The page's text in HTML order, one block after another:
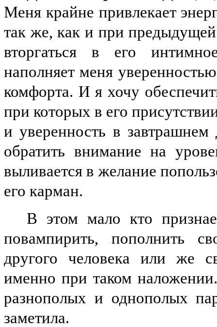
Меня крайне привлекает
так же, как и при предыдущей
вторгаться в его
наполняет меня
комфорта. И я хочу
при которых в его
и уверенность в
обратить внимание на
выливается в желание
его карман.
В этом мало кто
повампирить, пополнить
другого человека или же
именно при таком
разнополых и однополых
заметила.